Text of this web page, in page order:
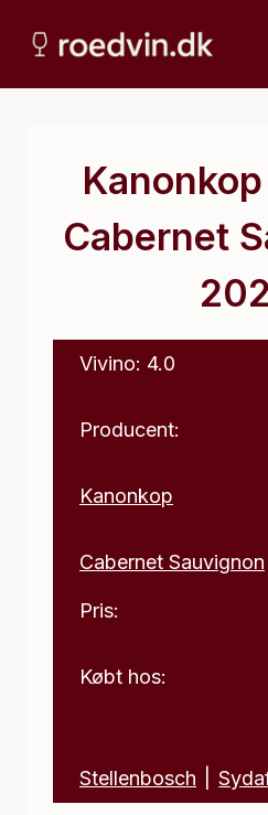
Cabernet
Vivino: 4.0
Producent:
Kanonkop
Cabernet Sauvignon
Pris:
Købt hos:
Stellenbosch